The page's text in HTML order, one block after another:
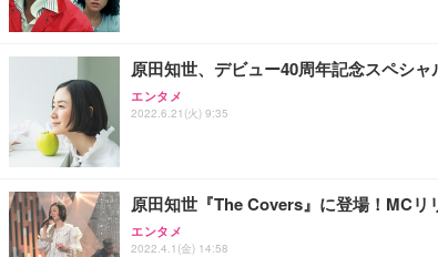
原田知世、デビュー40周年記念スペシ
エンタメ
2022.6.21(火) 9:35
原田知世『The Covers』に登場！MCリ
エンタメ
2022.4.1(金) 14:58